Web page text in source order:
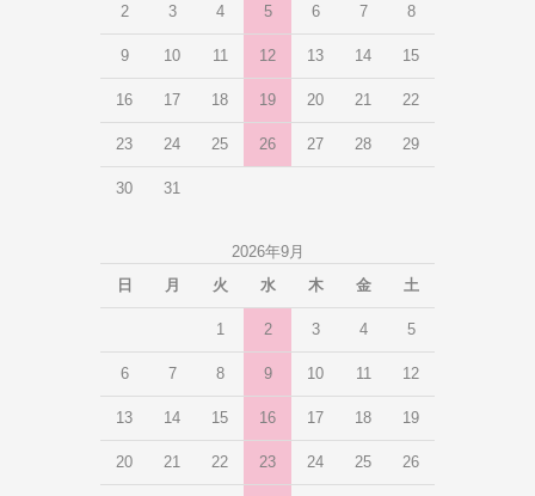
2 3 4 5 6 7 8
9 10 11 12 13 14 15
16 17 18 19 20 21 22
23 24 25 26 27 28 29
30 31
2026年9月
日
月 火 水 木 金 土
1 2 3 4 5
6 7 8 9 10 11 12
13 14 15 16 17 18 19
20 21 22 23 24 25 26